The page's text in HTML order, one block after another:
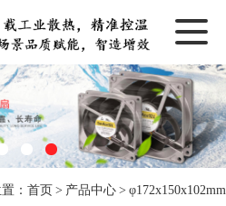
首页 产品中心 φ172x150x102mm